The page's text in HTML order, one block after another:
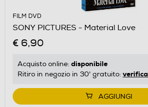
FILM DVD
SONY PICTURES - Material Love
€ 6,90
Acquisto online: disponibile
Ritiro in negozio in 30' gratuito: verifica
AGGIUNGI